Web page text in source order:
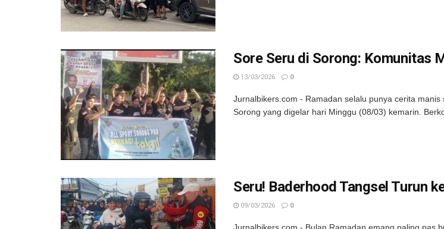
Sore Seru di Sorong: Komunitas
13/03/2026 0
Jurnalbikers.com - Ramadan selalu punya cerita
Sorong yang digelar hari Minggu (08/03) kemarin.
Seru! Baderhood Tangsel Turun
09/03/2026 0
Jurnalbikers.com - Bulan Ramadan emang paling pas